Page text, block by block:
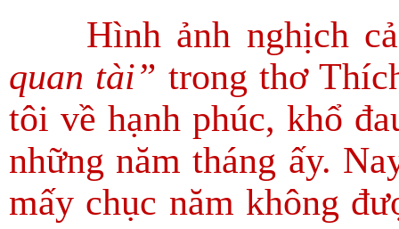
Hình ảnh nghịch
quan tài” trong thơ
tôi về hạnh phúc, khổ
những năm tháng ấy.
mấy chục năm không